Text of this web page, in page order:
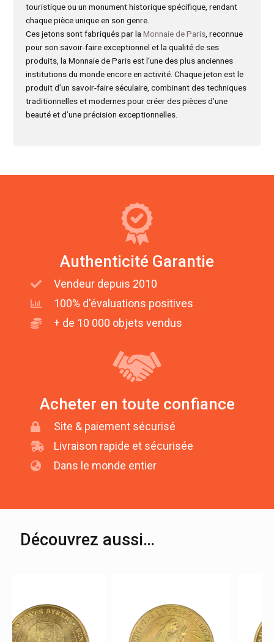
touristique ou un monument historique spécifique, rendant
chaque pièce unique en son genre.
Ces jetons sont fabriqués par laMonnaie de Paris, reconnue
pour son savoir-faire exceptionnel et la qualité de ses
produits, la Monnaie de Paris est l’une des plus anciennes
institutions du monde encore en activité. Chaque jeton est le
produit d’un savoir-faire séculaire, combinant des techniques
traditionnelles et modernes pour créer des pièces d’une
beauté et d’une précision exceptionnelles.
Authenticité Garantie
Vendeur depuis 2010
100% d'évaluations positives
+ de 10 000 objets vendus
Acheter en toute confiance
Site & paiement sécurisé
Livraison rapide et sécurisée
Dans le monde entier
Découvrez aussi…